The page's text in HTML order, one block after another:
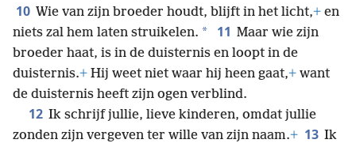
10 Wie van zijn broeder houdt, blijft in het licht,+ en
niets zal hem laten struikelen. * 11 Maar wie zijn
broeder haat, is in de duisternis en loopt in de
duisternis.+ Hij weet niet waar hij heen gaat,+ want
de duisternis heeft zijn ogen verblind.
12 Ik schrijf jullie, lieve kinderen, omdat jullie
zonden zijn vergeven ter wille van zijn naam.+ 13 Ik